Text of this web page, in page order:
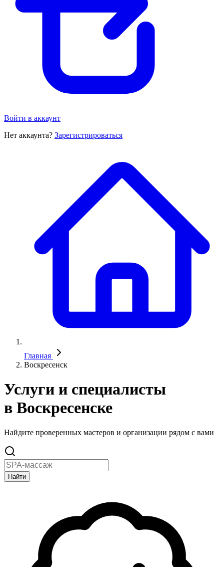
Войти в аккаунт
Нет аккаунта? Зарегистрироваться
Главная
Воскресенск
Услуги и специалисты
в Воскресенске
Найдите проверенных мастеров и организации рядом с вами
Найти